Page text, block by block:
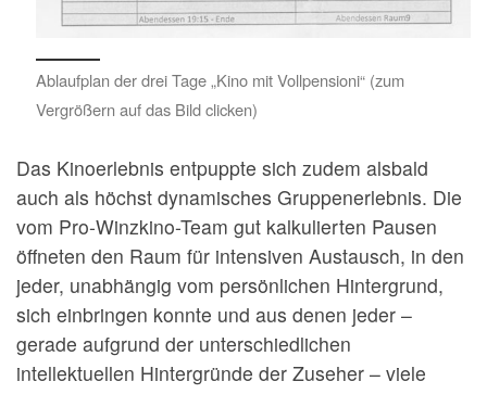
Ablaufplan der drei Tage „Kino mit Vollpensioni“ (zum
Vergrößern auf das Bild clicken)
Das Kinoerlebnis entpuppte sich zudem alsbald
auch als höchst dynamisches Gruppenerlebnis. Die
vom Pro-Winzkino-Team gut kalkulierten Pausen
öffneten den Raum für intensiven Austausch, in den
jeder, unabhängig vom persönlichen Hintergrund,
sich einbringen konnte und aus denen jeder –
gerade aufgrund der unterschiedlichen
intellektuellen Hintergründe der Zuseher – viele